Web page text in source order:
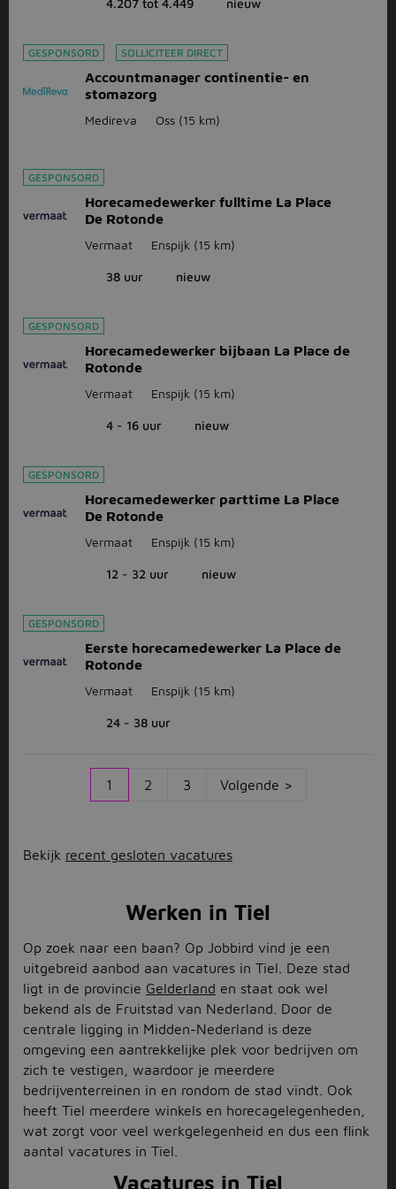
4.207 tot 4.449 nieuw
GESPONSORD SOLLICITEER DIRECT
Accountmanager continentie- en
stomazorg
Medireva Oss (15 km)
GESPONSORD
Horecamedewerker fulltime La Place
De Rotonde
Vermaat Enspijk (15 km)
38 uur nieuw
GESPONSORD
Horecamedewerker bijbaan La Place de
Rotonde
Vermaat Enspijk (15 km)
4 - 16 uur nieuw
GESPONSORD
Horecamedewerker parttime La Place
De Rotonde
Vermaat Enspijk (15 km)
12 - 32 uur nieuw
GESPONSORD
Eerste horecamedewerker La Place de
Rotonde
Vermaat Enspijk (15 km)
24 - 38 uur
1 2 3 Volgende >
Bekijk recent gesloten vacatures
Werken in Tiel
Op zoek naar een baan? Op Jobbird vind je een
uitgebreid aanbod aan vacatures in Tiel. Deze stad
ligt in de provincie Gelderland en staat ook wel
bekend als de Fruitstad van Nederland. Door de
centrale ligging in Midden-Nederland is deze
omgeving een aantrekkelijke plek voor bedrijven om
zich te vestigen, waardoor je meerdere
bedrijventerreinen in en rondom de stad vindt. Ook
heeft Tiel meerdere winkels en horecagelegenheden,
wat zorgt voor veel werkgelegenheid en dus een flink
aantal vacatures in Tiel.
Vacatures in Tiel